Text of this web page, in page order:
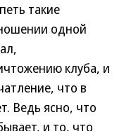
такие
одной
клуба, и
что в
Ведь ясно, что
и то, что